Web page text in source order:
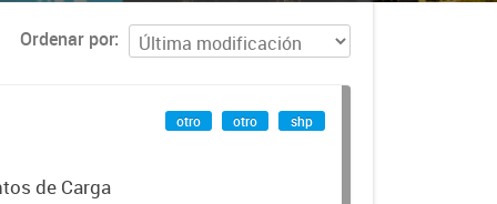
Ordenar por
de Carga
otro otro shp